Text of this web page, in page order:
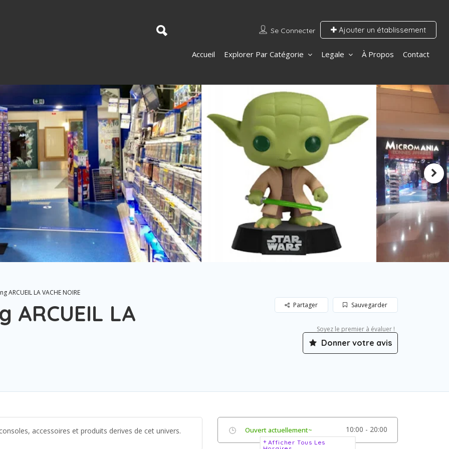
Se Connecter Ajouter un établissement
Accueil Explorer Par Catégorie Legale À Propos Contact
ARCUEIL LA VACHE NOIRE
ARCUEIL LA Sauvegarder
Partager
Soyez le premier à évaluer !
Donner votre avis
accessoires et produits derives de cet univers. Ouvert actuellement~ 10:00 - 20:00
Afficher Tous Les